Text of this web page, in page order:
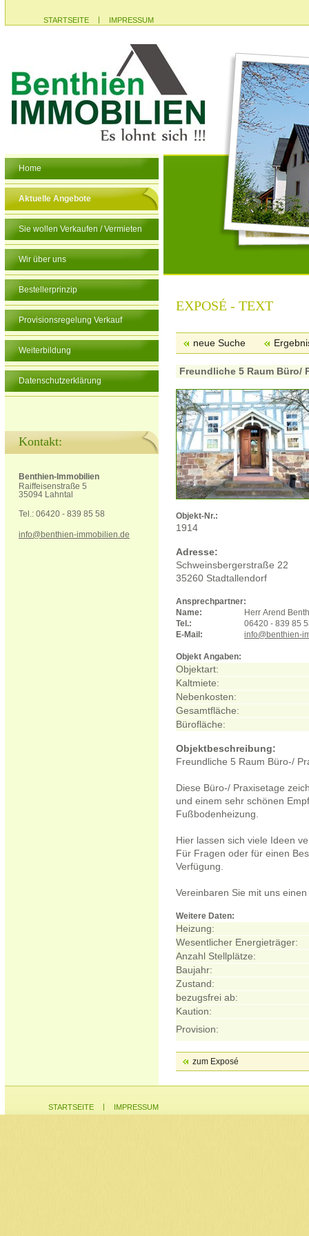
STARTSEITE | IMPRESSUM
Home
Aktuelle Angebote
Sie wollen Verkaufen / Vermieten
Wir über uns
Bestellerprinzip
Provisionsregelung Verkauf
Weiterbildung
Datenschutzerklärung
Kontakt:
Benthien-Immobilien
Raiffeisenstraße 5
35094 Lahntal
Tel.: 06420 - 839 85 58
info@benthien-immobilien.de
EXPOSÉ - TEXT
neue Suche
Freundliche 5 Raum Büro/
Objekt-Nr.:
1914
Adresse:
Schweinsbergerstraße 22
35260 Stadtallendorf
Ansprechpartner:
Name:
Herr Arend
Tel.:
06420 - 839 85
E-Mail:
info@benthien-
Objekt Angaben:
Objektart:
Kaltmiete:
Nebenkosten:
Gesamtfläche:
Bürofläche:
Objektbeschreibung:
Freundliche 5 Raum Büro-/
Diese Büro-/ Praxisetage
und einem sehr schönen
Fußbodenheizung.
Hier lassen sich viele Ideen
Für Fragen oder für einen
Verfügung.
Vereinbaren Sie mit uns
Weitere Daten:
Heizung:
Wesentlicher Energieträger:
Anzahl Stellplätze:
Baujahr:
Zustand:
bezugsfrei ab:
Kaution:
Provision:
zum Exposé
STARTSEITE | IMPRESSUM